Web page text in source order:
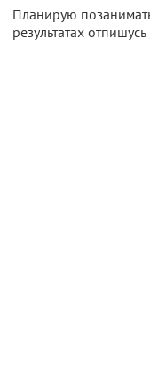
Планирую
результатах отпишусь